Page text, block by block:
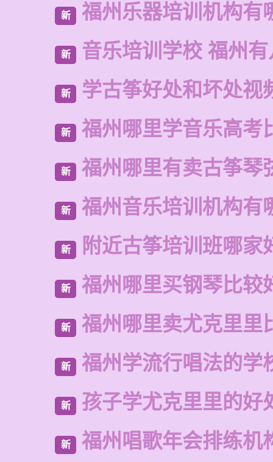
新 福州乐器培训机构有
新 音乐培训学校 福州
新 学古筝好处和坏处视
新 福州哪里学音乐高考
新 福州哪里有卖古筝琴
新 福州音乐培训机构有
新 附近古筝培训班哪家
新 福州哪里买钢琴比较
新 福州哪里卖尤克里里
新 福州学流行唱法的学
新 孩子学尤克里里的好
新 福州唱歌年会排练机